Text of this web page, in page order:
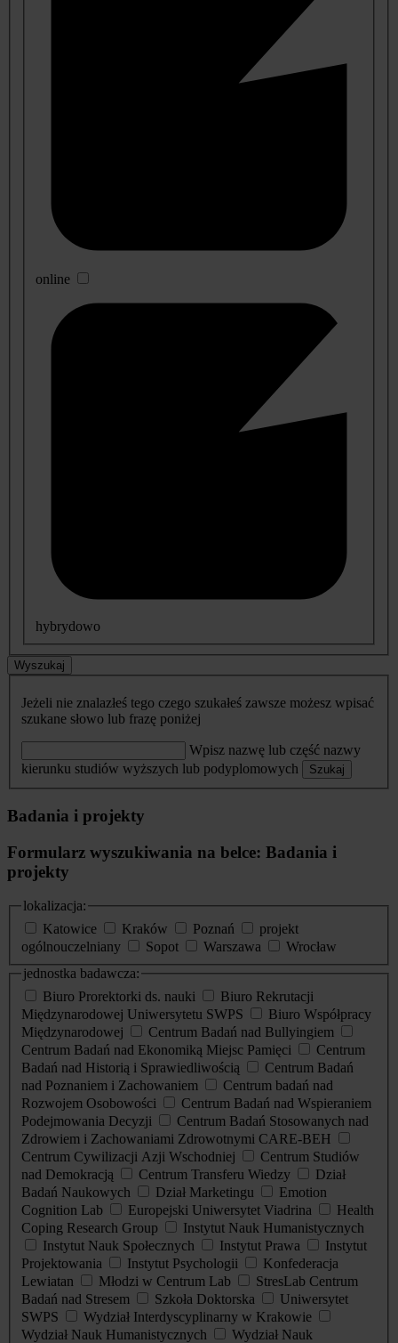
online
hybrydowo
Wyszukaj
Jeżeli nie znalazłeś tego czego szukałeś zawsze możesz wpisać
szukane słowo lub frazę poniżej
Wpisz nazwę lub część nazwy
kierunku studiów wyższych lub podyplomowych
Szukaj
Badania i projekty
Formularz wyszukiwania na belce: Badania i
projekty
lokalizacja:
Katowice
Kraków Poznań
projekt
ogólnouczelniany
Sopot Warszawa
Wrocław
jednostka badawcza:
Biuro Prorektorki ds. nauki
Biuro Rekrutacji
Międzynarodowej Uniwersytetu SWPS
Biuro Współpracy
Międzynarodowej
Centrum Badań nad Bullyingiem
Centrum Badań nad Ekonomiką Miejsc Pamięci
Centrum
Badań nad Historią i Sprawiedliwością
Centrum Badań
nad Poznaniem i Zachowaniem
Centrum badań nad
Rozwojem Osobowości
Centrum Badań nad Wspieraniem
Podejmowania Decyzji
Centrum Badań Stosowanych nad
Zdrowiem i Zachowaniami Zdrowotnymi CARE-BEH
Centrum Cywilizacji Azji Wschodniej
Centrum Studiów
nad Demokracją
Centrum Transferu Wiedzy
Dział
Badań Naukowych
Dział Marketingu
Emotion
Cognition Lab
Europejski Uniwersytet Viadrina
Health
Coping Research Group
Instytut Nauk Humanistycznych
Instytut Nauk Społecznych
Instytut Prawa
Instytut
Projektowania
Instytut Psychologii
Konfederacja
Lewiatan
Młodzi w Centrum Lab
StresLab Centrum
Badań nad Stresem
Szkoła Doktorska
Uniwersytet
SWPS
Wydział Interdyscyplinarny w Krakowie
Wydział Nauk Humanistycznych
Wydział Nauk